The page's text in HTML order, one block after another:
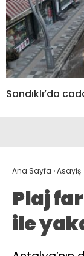
Sandıklı’da
Ana Sayfa ›Asayiş
Plaj
ile